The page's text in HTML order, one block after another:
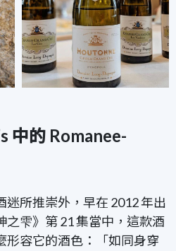
中的 Romanee-
所推崇外，早在 2012 年出
之雫》第 21 集當中，這款酒
形容它的酒色：「如同身穿